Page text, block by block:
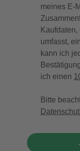
meines E-
umfasst,
kann ich
ich einen
Bitte